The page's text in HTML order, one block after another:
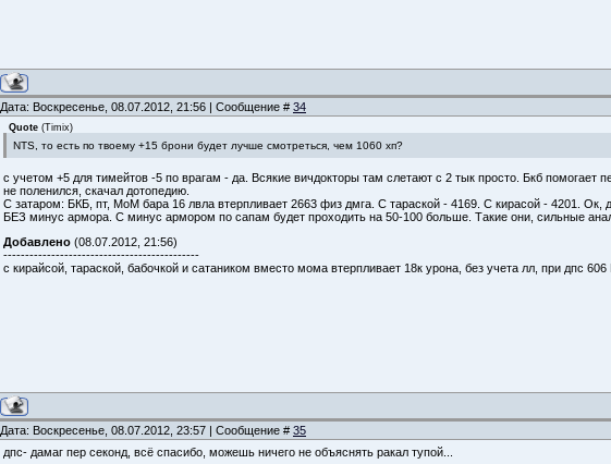
Дата: Воскресенье, 08.07.2012, 21:56 | Сообщение # 34
Quote (Timix)
NTS, то есть по твоему +15 брони будет лучше смотреться, чем 1060 хп?
с учетом +5 для тимейтов -5 по врагам - да. Всякие вичдокторы там слетают с 2 тык просто. Бкб помогает
не поленился, скачал дотопедию.
С затаром: БКБ, пт, МоМ бара 16 лвла втерпливает 2663 физ дмга. С тараской - 4169. С кирасой - 4201.
БЕЗ минус армора. С минус армором по сапам будет проходить на 50-100 больше. Такие они, сильные
Добавлено (08.07.2012, 21:56)
---------------------------------------------
с кирайсой, тараской, бабочкой и сатаником вместо мома втерпливает 18к урона, без учета лл, при дпс 606
Дата: Воскресенье, 08.07.2012, 23:57 | Сообщение # 35
дпс- дамаг пер секонд, всё спасибо, можешь ничего не объяснять ракал тупой...